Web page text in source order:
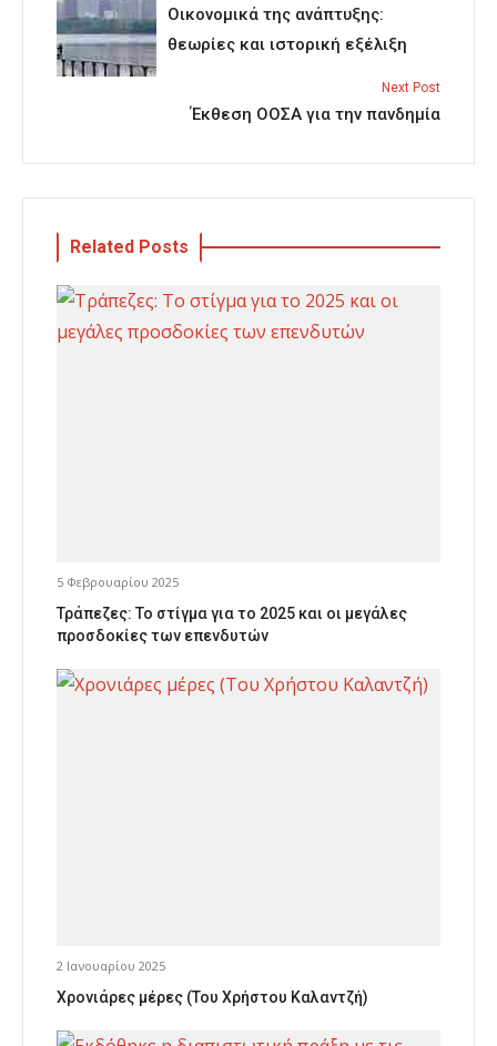
Oικονομικά της ανάπτυξης:
θεωρίες και ιστορική εξέλιξη
Next Post
Έκθεση ΟΟΣΑ για την πανδημία
Related Posts
5 Φεβρουαρίου 2025
Τράπεζες: Το στίγμα για το 2025 και οι μεγάλες
προσδοκίες των επενδυτών
2 Ιανουαρίου 2025
Χρονιάρες μέρες (Του Χρήστου Καλαντζή)